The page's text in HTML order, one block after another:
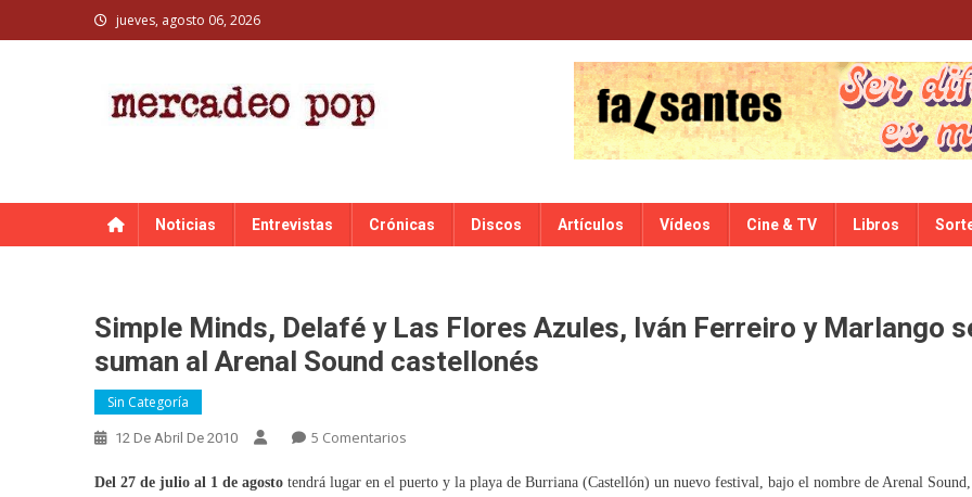
to
jueves, agosto 06, 2026
Noticias Entrevistas Crónicas Discos Artículos Vídeos Cine & TV Libros
Simple Minds, Delafé y Las Flores Azules, Iván Ferreiro y Marlango
suman al Arenal Sound castellonés
Sin Categoría
12 De Abril De 2010 5 Comentarios
Minds,
Del 27 de julio al 1 de agosto tendrá lugar en el puerto y la playa de Burriana (Castellón) un nuevo festival, bajo el nombre de Arenal Sound,